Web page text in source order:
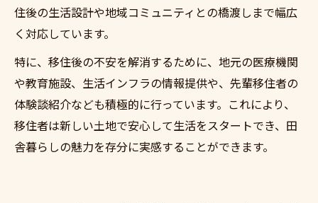
住後の生活設計や地域コミュニティとの橋渡しまで幅広
く対応しています。
特に、移住後の不安を解消するために、地元の医療機関
や教育施設、生活インフラの情報提供や、先輩移住者の
体験談紹介なども積極的に行っています。これにより、
移住者は新しい土地で安心して生活をスタートでき、田
舎暮らしの魅力を存分に実感することができます。